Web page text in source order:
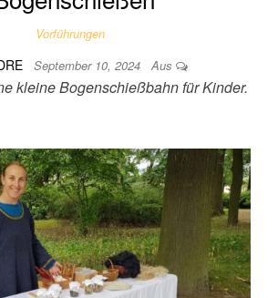
Vorführungen
September 10, 2024 Aus
kleine Bogenschießbahn für Kinder.